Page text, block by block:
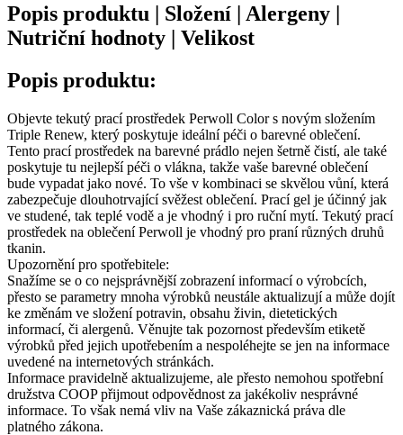
Popis produktu | Složení | Alergeny |
Nutriční hodnoty | Velikost
Popis produktu:
Objevte tekutý prací prostředek Perwoll Color s novým složením
Triple Renew, který poskytuje ideální péči o barevné oblečení.
Tento prací prostředek na barevné prádlo nejen šetrně čistí, ale také
poskytuje tu nejlepší péči o vlákna, takže vaše barevné oblečení
bude vypadat jako nové. To vše v kombinaci se skvělou vůní, která
zabezpečuje dlouhotrvající svěžest oblečení. Prací gel je účinný jak
ve studené, tak teplé vodě a je vhodný i pro ruční mytí. Tekutý prací
prostředek na oblečení Perwoll je vhodný pro praní různých druhů
tkanin.
Upozornění pro spotřebitele:
Snažíme se o co nejsprávnější zobrazení informací o výrobcích,
přesto se parametry mnoha výrobků neustále aktualizují a může dojít
ke změnám ve složení potravin, obsahu živin, dietetických
informací, či alergenů. Věnujte tak pozornost především etiketě
výrobků před jejich upotřebením a nespoléhejte se jen na informace
uvedené na internetových stránkách.
Informace pravidelně aktualizujeme, ale přesto nemohou spotřební
družstva COOP přijmout odpovědnost za jakékoliv nesprávné
informace. To však nemá vliv na Vaše zákaznická práva dle
platného zákona.